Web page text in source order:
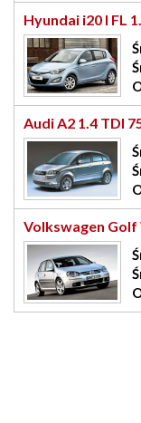
Hyundai i20 I FL
Audi A2 1.4 TDI
Volkswagen Golf
(BLS)